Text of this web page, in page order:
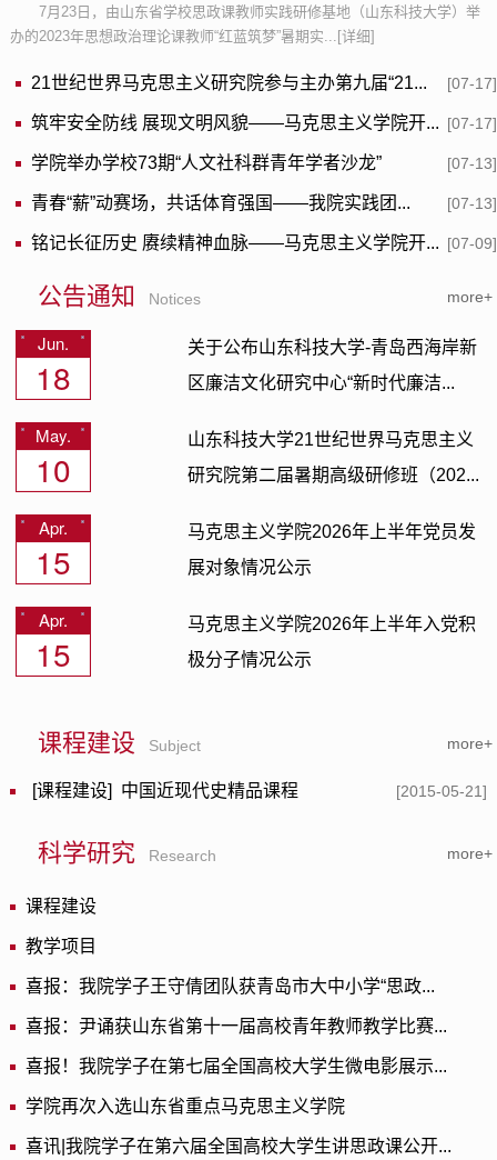
7月23日，由山东省学校思政课教师实践研修基地（山东科技大学）举
办的2023年思想政治理论课教师“红蓝筑梦”暑期实...[详细]
[07-17]
21世纪世界马克思主义研究院参与主办第九届“21...
[07-17]
筑牢安全防线 展现文明风貌——马克思主义学院开...
[07-13]
学院举办学校73期“人文社科群青年学者沙龙”
[07-13]
青春“薪”动赛场，共话体育强国——我院实践团...
[07-09]
铭记长征历史 赓续精神血脉——马克思主义学院开...
公告通知 Notices more+
Jun.
18
关于公布山东科技大学-青岛西海岸新
区廉洁文化研究中心“新时代廉洁...
May.
10
山东科技大学21世纪世界马克思主义
研究院第二届暑期高级研修班（202...
Apr.
15
马克思主义学院2026年上半年党员发
展对象情况公示
Apr.
15
马克思主义学院2026年上半年入党积
极分子情况公示
课程建设 Subject more+
[2015-05-21]
[课程建设] 中国近现代史精品课程
科学研究 Research more+
课程建设
教学项目
喜报：我院学子王守倩团队获青岛市大中小学“思政...
喜报：尹诵获山东省第十一届高校青年教师教学比赛...
喜报！我院学子在第七届全国高校大学生微电影展示...
学院再次入选山东省重点马克思主义学院
喜讯|我院学子在第六届全国高校大学生讲思政课公开...